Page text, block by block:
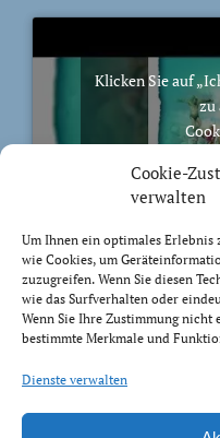
Cookie-
verwalten
Um Ihnen ein optimales
wie Cookies, um
zuzugreifen. Wenn Sie diesen
wie das Surfverhalten oder
Wenn Sie Ihre Zustimmung
bestimmte Merkmale und
Dienste verwalten
Klicken Sie auf
zu
Ich
BIBELVERS DES
euch tragen, bis ihr
will heben und tragen